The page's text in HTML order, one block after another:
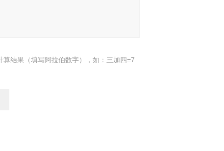
算结果（填写阿拉伯数字），如：三加四=7